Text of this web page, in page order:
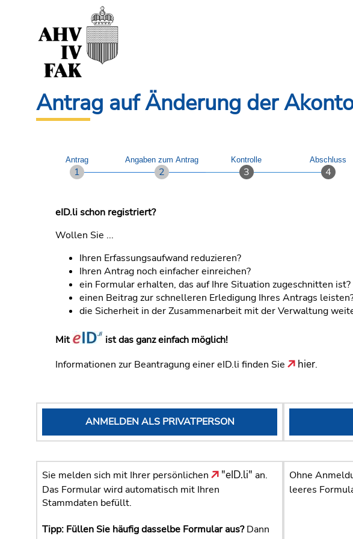
Antrag auf Änderung der
Antrag Angaben zum Antrag Kontrolle Abschluss
eID.li schon registriert?
Wollen Sie ...
Ihren Erfassungsaufwand reduzieren?
Ihren Antrag noch einfacher einreichen?
ein Formular erhalten, das auf Ihre Situation zugeschnitten ist?
einen Beitrag zur schnelleren Erledigung Ihres Antrags
die Sicherheit in der Zusammenarbeit mit der Verwaltung
Mit
ist das ganz einfach möglich!
Informationen zur Beantragung einer eID.li finden Sie
hier.
Sie melden sich mit Ihrer persönlichen "eID.li" an.
Das Formular wird automatisch mit Ihren
Stammdaten befüllt.
Tipp: Füllen Sie häufig dasselbe Formular aus?Dann
ANMELDEN ALS PRIVATPERSON
Ohne
leeres